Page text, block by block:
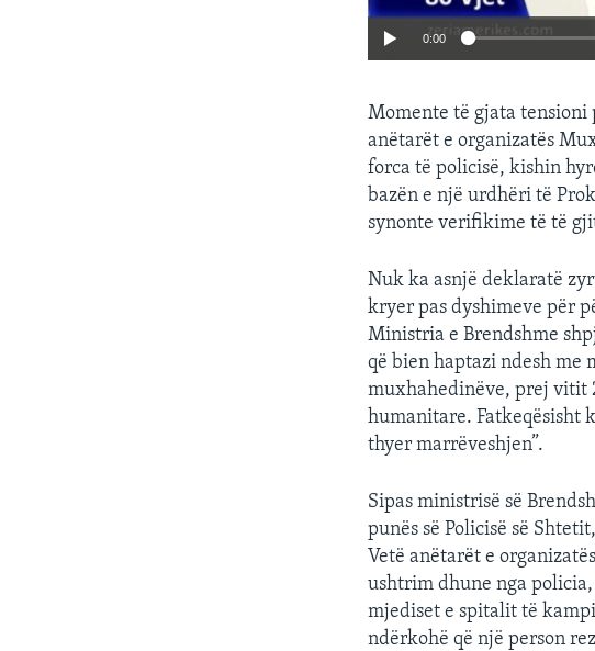
0:00
Momente të gjata tensioni
anëtarët e organizatës
forca të policisë, kishin
bazën e një urdhëri të
synonte verifikime të të
Nuk ka asnjë deklaratë
kryer pas dyshimeve për
Ministria e Brendshme
që bien haptazi ndesh me
muxhahedinëve, prej vitit
humanitare. Fatkeqësisht
thyer marrëveshjen”.
Sipas ministrisë së
punës së Policisë së
Vetë anëtarët e
ushtrim dhune nga
mjediset e spitalit të
ndërkohë që një person